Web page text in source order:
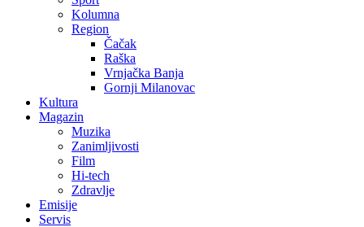
Kolumna
Region
Čačak
Raška
Vrnjačka Banja
Gornji Milanovac
Kultura
Magazin
Muzika
Zanimljivosti
Film
Hi-tech
Zdravlje
Emisije
Servis